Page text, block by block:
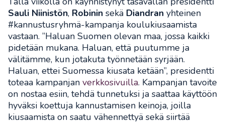
Sauli Niinistön, Robinin sekä Diandran yhteinen
#kannustusryhmä-kampanja koulukiusaamista
vastaan. ”Haluan Suomen olevan maa, jossa kaikki
pidetään mukana. Haluan, että puutumme ja
välitämme, kun jotakuta työnnetään syrjään.
Haluan, ettei Suomessa kiusata ketään”, presidentti
toteaa kampanjan verkkosivuilla. Kampanjan tavoite
on nostaa esiin, tehdä tunnetuksi ja saattaa käyttöön
hyväksi koettuja kannustamisen keinoja, joilla
kiusaamista on saatu vähennettyä sekä siirtää